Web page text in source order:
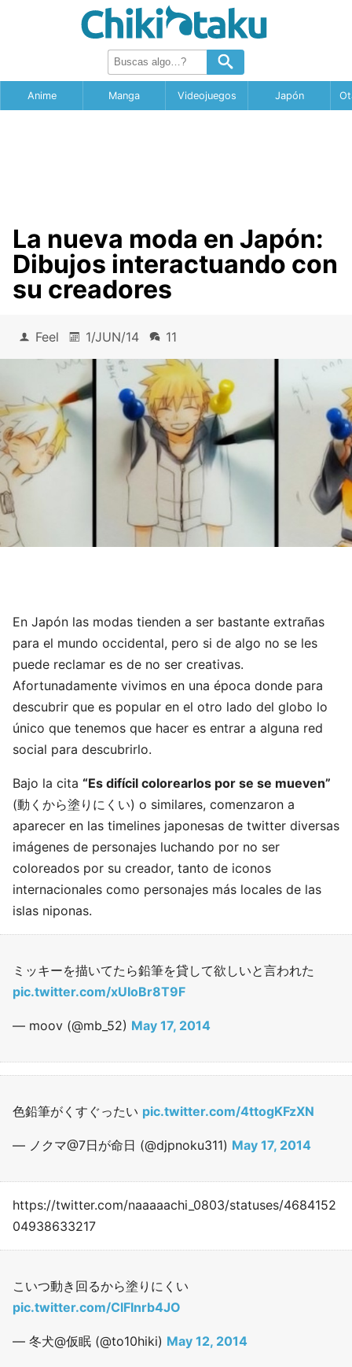
Anime Manga Videojuegos Japón
La nueva moda en Japón:
Dibujos interactuando con
su creadores
Feel 1/JUN/14 11
En Japón las modas tienden a ser bastante extrañas
para el mundo occidental, pero si de algo no se les
puede reclamar es de no ser creativas.
Afortunadamente vivimos en una época donde para
descubrir que es popular en el otro lado del globo lo
único que tenemos que hacer es entrar a alguna red
social para descubrirlo.
Bajo la cita “Es difícil colorearlos por se se mueven”
(動くから塗りにくい) o similares, comenzaron a
aparecer en las timelines japonesas de twitter diversas
imágenes de personajes luchando por no ser
coloreados por su creador, tanto de iconos
internacionales como personajes más locales de las
islas niponas.
ミッキーを描いてたら鉛筆を貸して欲しいと言われた
pic.twitter.com/xUIoBr8T9F
— moov (@mb_52) May 17, 2014
色鉛筆がくすぐったい pic.twitter.com/4ttogKFzXN
— ノクマ@7日が命日 (@djpnoku311) May 17, 2014
https://twitter.com/naaaaachi_0803/statuses/4684152
04938633217
こいつ動き回るから塗りにくい
pic.twitter.com/ClFInrb4JO
— 冬犬@仮眠 (@to10hiki) May 12, 2014